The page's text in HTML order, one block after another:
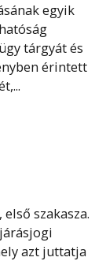
egyik
tárgyát és
érintett
szakasza.
azt juttatja